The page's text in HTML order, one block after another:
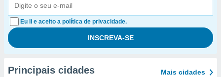
Eu li e aceito a política de privacidade.
Principais cidades Mais cidades